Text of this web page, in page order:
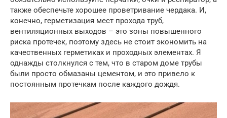
также обеспечьте хорошее проветривание чердака. И,
конечно, герметизация мест прохода труб,
вентиляционных выходов – это зоны повышенного
риска протечек, поэтому здесь не стоит экономить на
качественных герметиках и проходных элементах. Я
однажды столкнулся с тем, что в старом доме трубы
были просто обмазаны цементом, и это привело к
постоянным протечкам после каждого дождя.